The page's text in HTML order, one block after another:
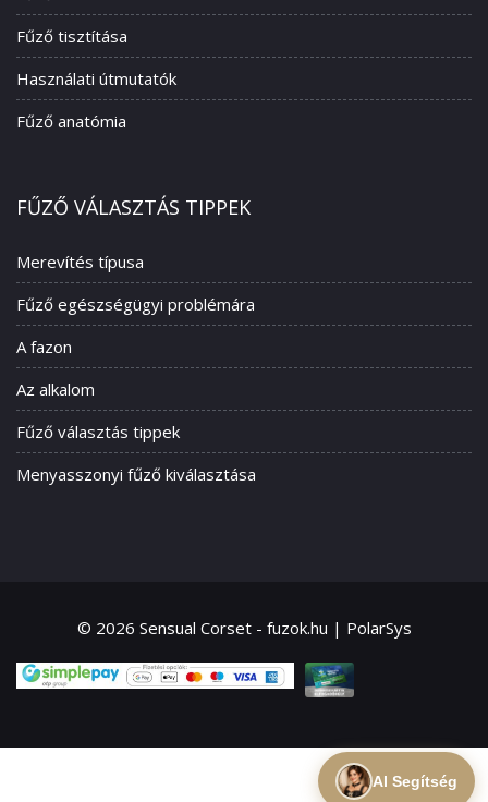
Fűző tisztítása
Használati útmutatók
Fűző anatómia
FŰZŐ VÁLASZTÁS TIPPEK
Merevítés típusa
Fűző egészségügyi problémára
A fazon
Az alkalom
Fűző választás tippek
Menyasszonyi fűző kiválasztása
© 2026 Sensual Corset - fuzok.hu | PolarSys
AI Segítség